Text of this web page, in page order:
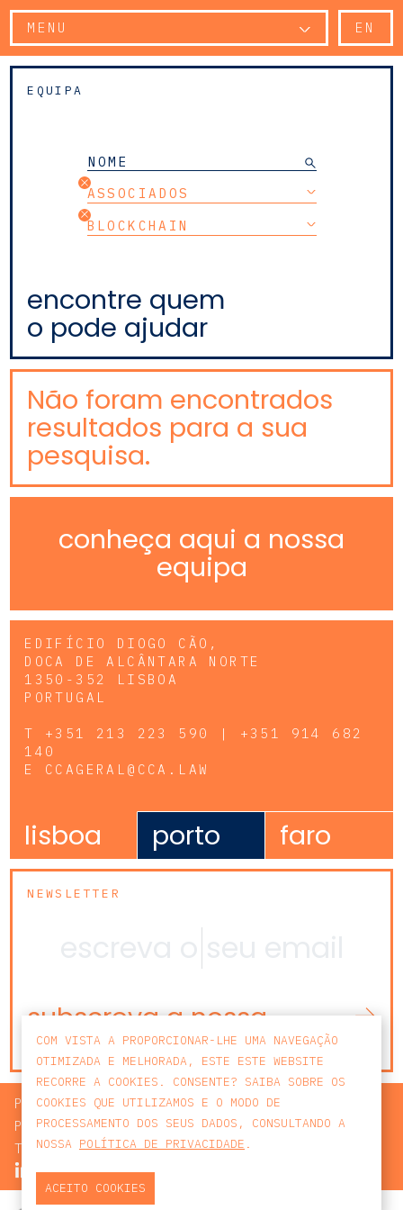
MENU EN
EQUIPA
ASSOCIADOS
BLOCKCHAIN
encontre quem
o pode ajudar
Não foram encontrados
resultados para a sua
pesquisa.
conheça aqui a nossa
equipa
EDIFÍCIO DIOGO CÃO,
DOCA DE ALCÂNTARA NORTE
1350-352 LISBOA
PORTUGAL
T +351 213 223 590 | +351 914 682
140
E CCAGERAL@CCA.LAW
lisboa porto faro
NEWSLETTER
subscreva a nossa
newsletter
PROCURAR
POLÍTICA DE PRIVACIDADE
TERMOS E CONDIÇÕES
COM VISTA A PROPORCIONAR-LHE UMA NAVEGAÇÃO
OTIMIZADA E MELHORADA, ESTE ESTE WEBSITE
RECORRE A COOKIES. CONSENTE? SAIBA SOBRE OS
COOKIES QUE UTILIZAMOS E O MODO DE
PROCESSAMENTO DOS SEUS DADOS, CONSULTANDO A
NOSSA POLÍTICA DE PRIVACIDADE .
ACEITO COOKIES